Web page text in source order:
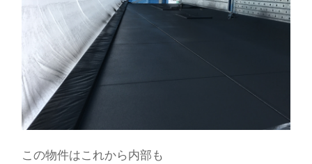
この物件はこれから内部も